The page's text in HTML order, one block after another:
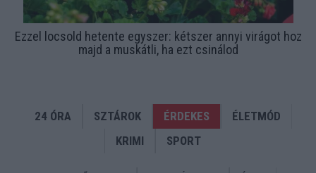
Ezzel locsold hetente egyszer: kétszer annyi virágot hoz
majd a muskátli, ha ezt csinálod
24 ÓRA SZTÁROK ÉRDEKES
ÉLETMÓD
KRIMI
SPORT